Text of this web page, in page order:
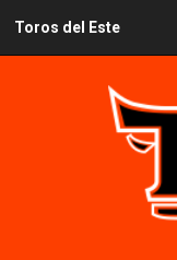
Toros del Este